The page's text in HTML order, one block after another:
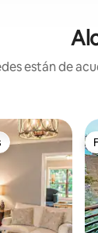
están de
huéspedes